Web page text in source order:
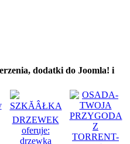
dodatki do Joomla! i